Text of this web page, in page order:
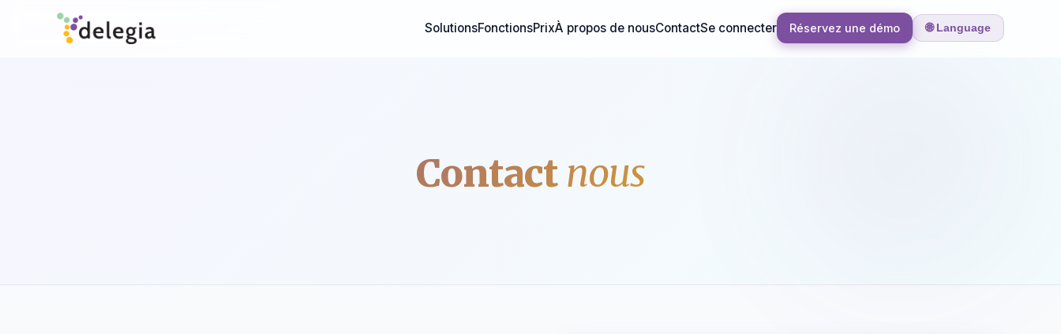
SolutionsFonctionsPrixÀ propos de nousContactSe connecter Réservez une démo 🌐 Language
Contact nous